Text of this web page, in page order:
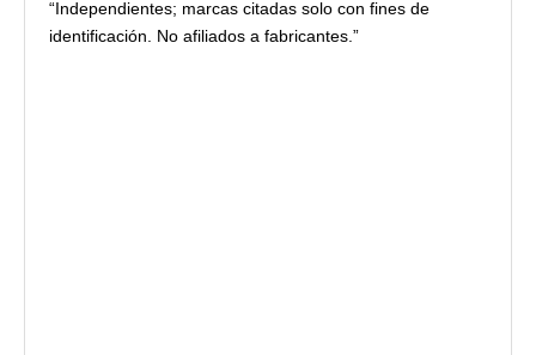
“Independientes; marcas citadas solo con fines de
identificación. No afiliados a fabricantes.”